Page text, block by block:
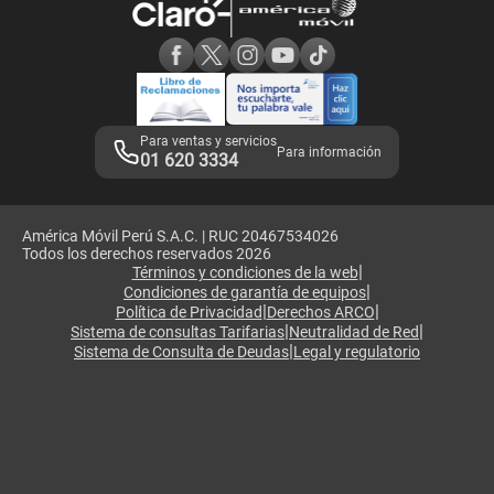
Adquirientes iPhone 6, 6S y SE
Mensaje de Seguridad
Términos y Condiciones de Tienda Claro
Libro de Reclamaciones
Legales de marketplace
Para ventas y servicios
01 620 3334 Para información
América Móvil Perú S.A.C. | RUC 20467534026
Todos los derechos reservados 2026
Términos y condiciones de la web|
Condiciones de garantía de equipos|
Política de Privacidad|Derechos ARCO|
Sistema de consultas Tarifarias|Neutralidad de Red|
Sistema de Consulta de Deudas|Legal y regulatorio